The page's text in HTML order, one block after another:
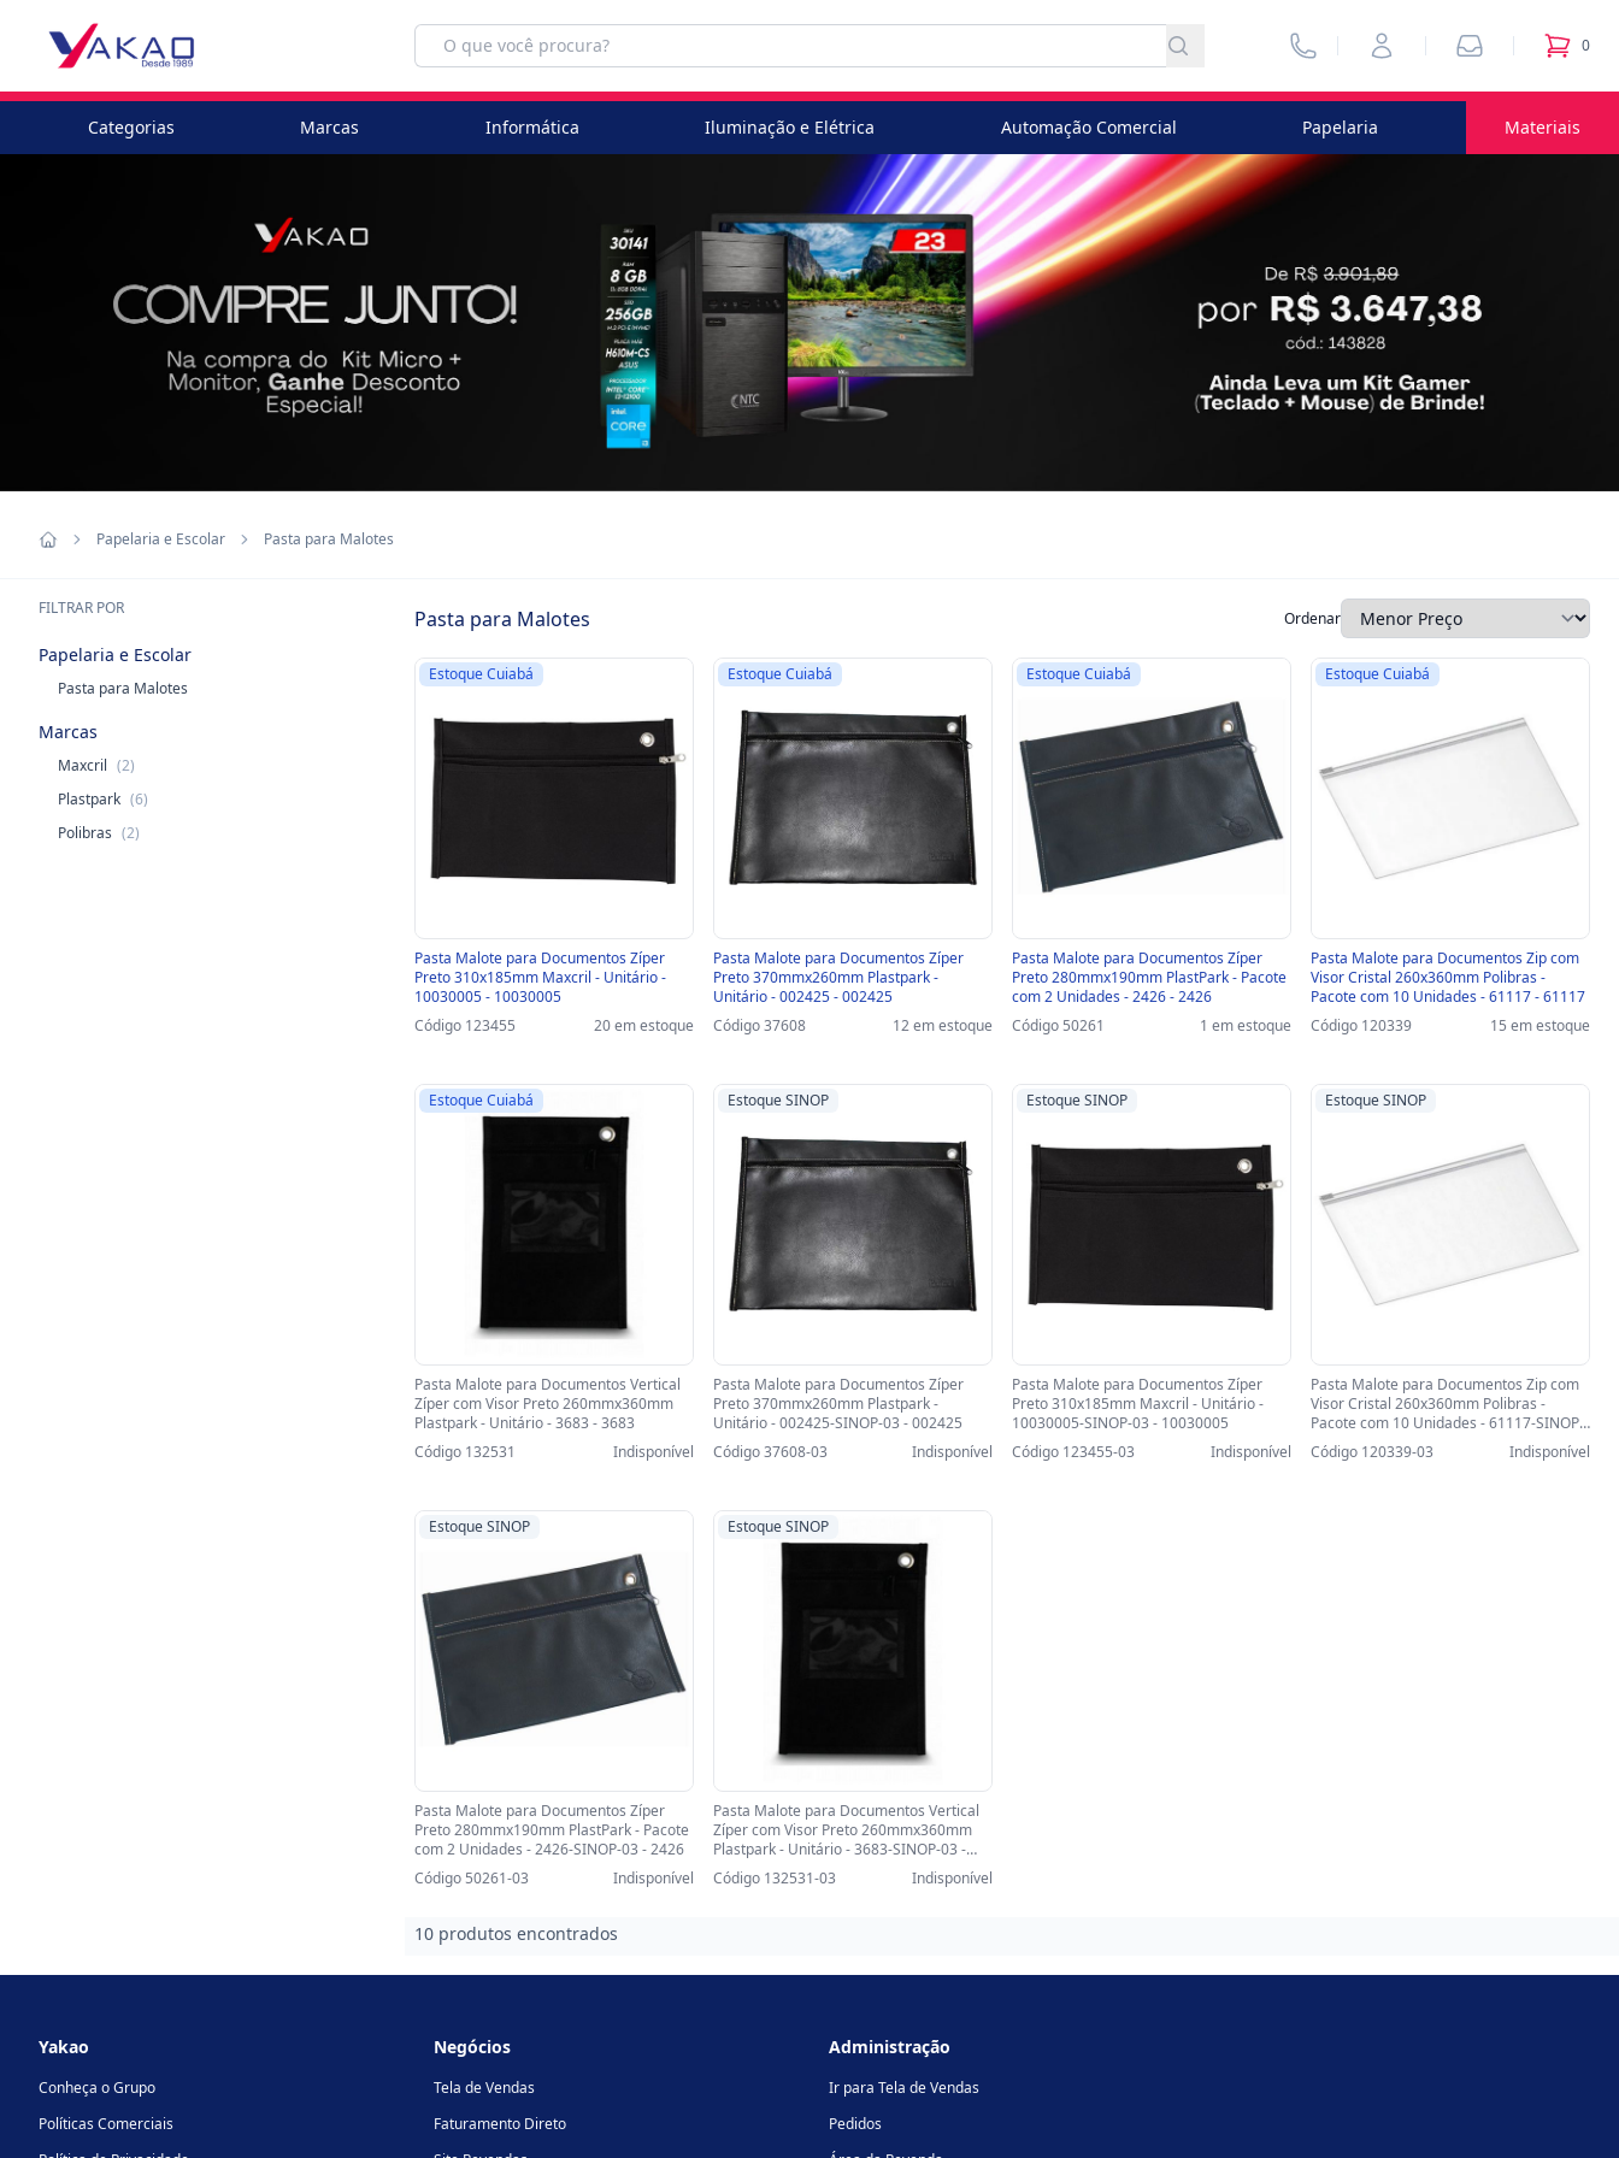
VendedoresMinha ContaPedidos 0
itens
Categorias Marcas Informática Iluminação e Elétrica Automação Comercial Papelaria Materiais
Papelaria e Escolar Pasta para Malotes
FILTRAR POR Pasta para Malotes Ordenar
Papelaria e Escolar
Pasta para Malotes
Marcas
Maxcril (2)
Plastpark (6)
Polibras (2)
Estoque Cuiabá
Pasta Malote para Documentos Zíper
Preto 310x185mm Maxcril - Unitário -
10030005 - 10030005
Código 123455
20 em estoque
Estoque Cuiabá
Pasta Malote para Documentos Zíper
Preto 370mmx260mm Plastpark -
Unitário - 002425 - 002425
Código 37608
12 em estoque
Estoque Cuiabá
Pasta Malote para Documentos Zíper
Preto 280mmx190mm PlastPark - Pacote
com 2 Unidades - 2426 - 2426
Código 50261
1 em estoque
Estoque Cuiabá
Pasta Malote para Documentos Zip com
Visor Cristal 260x360mm Polibras -
Pacote com 10 Unidades - 61117 - 61117
Código 120339
15 em estoque
Estoque Cuiabá
Pasta Malote para Documentos Vertical
Zíper com Visor Preto 260mmx360mm
Plastpark - Unitário - 3683 - 3683
Código 132531
Indisponível
Estoque SINOP
Pasta Malote para Documentos Zíper
Preto 370mmx260mm Plastpark -
Unitário - 002425-SINOP-03 - 002425
Código 37608-03
Indisponível
Estoque SINOP
Pasta Malote para Documentos Zíper
Preto 310x185mm Maxcril - Unitário -
10030005-SINOP-03 - 10030005
Código 123455-03
Indisponível
Estoque SINOP
Pasta Malote para Documentos Zip com
Visor Cristal 260x360mm Polibras -
Pacote com 10 Unidades - 61117-SINOP-
03 - 61117
Código 120339-03 Indisponível
Estoque SINOP
Pasta Malote para Documentos Zíper
Preto 280mmx190mm PlastPark - Pacote
com 2 Unidades - 2426-SINOP-03 - 2426
Código 50261-03
Indisponível
Estoque SINOP
Pasta Malote para Documentos Vertical
Zíper com Visor Preto 260mmx360mm
Plastpark - Unitário - 3683-SINOP-03 -
3683
Código 132531-03 Indisponível
10 produtos encontrados
Yakao
Conheça o Grupo
Políticas Comerciais
Negócios
Tela de Vendas
Faturamento Direto
Administração
Ir para Tela de Vendas
Pedidos